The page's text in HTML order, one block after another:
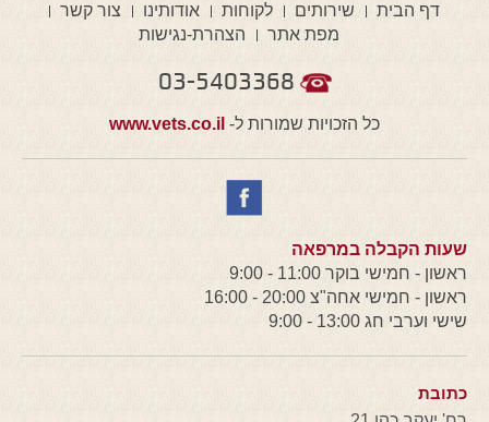
דף הבית שירותים לקוחות אודותינו
צור קשר
מפת אתר
הצהרת-נגישות
03-5403368
כל הזכויות שמורות ל- www.vets.co.il
שעות הקבלה במרפאה
ראשון - חמישי בוקר 11:00 - 9:00
ראשון - חמישי אחה"צ 20:00 - 16:00
שישי וערבי חג 13:00 - 9:00
כתובת